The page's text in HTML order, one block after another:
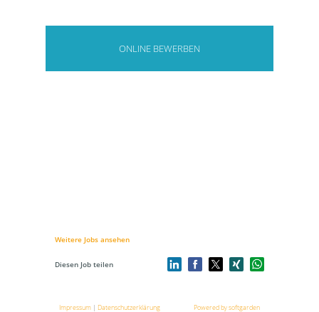
ONLINE BEWERBEN
Weitere Jobs ansehen
Diesen Job teilen
Impressum | Datenschutzerklärung Powered by softgarden